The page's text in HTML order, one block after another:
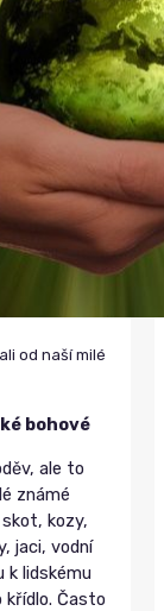
od naší milé
bohové
ale to
známé
kozy,
jaci, vodní
k lidskému
křídlo. Často